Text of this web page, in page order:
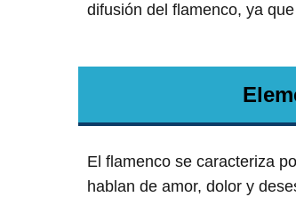
difusión del flamenco, ya
El flamenco se caracteriza
hablan de amor, dolor y